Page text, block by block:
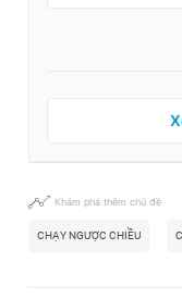
Khám phá thêm chủ đề
CHẠY NGƯỢC CHIỀU